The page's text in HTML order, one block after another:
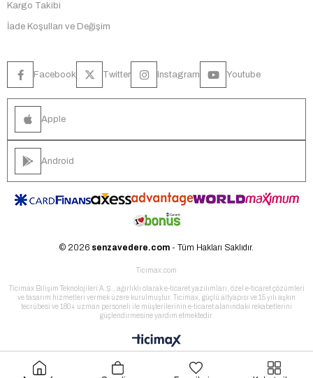
Kargo Takibi
İade Koşulları ve Değişim
Facebook Twitter Instagram Youtube
Apple
Android
© 2026 senzavedere.com - Tüm Hakları Saklıdır.
Ticimax.com
Ticimax Bilişim Teknolojileri A.Ş., ağırlıklı olarak e-ticaret yazılımları, özel e-ticaret çözümleri
ve tasarım hizmetleri vermek üzere kurulmuştur. Ticimax, güçlü altyapısı ve 15 yılı aşkın
tecrübesi ve 180+ uzman personeli ile müşterilerinin e-ticaret alanındaki rekabetlerini
güçlendirmesine yardım etmektedir.